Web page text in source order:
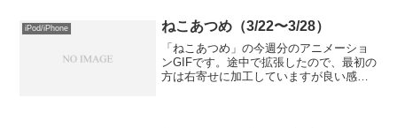
います。 15歳以降の戸...
iPod/iPhone ねこあつめ（3/22〜3/28）
「ねこあつめ」の今週分のアニメーショ
ンGIFです。途中で拡張したので、最初の
方は右寄せに加工していますが良い感じ